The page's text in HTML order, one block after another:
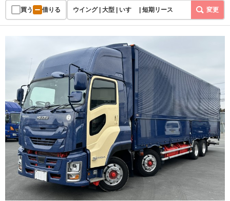
買う 借りる ウイング | 大型 | いすゞ | 短期リース 変更